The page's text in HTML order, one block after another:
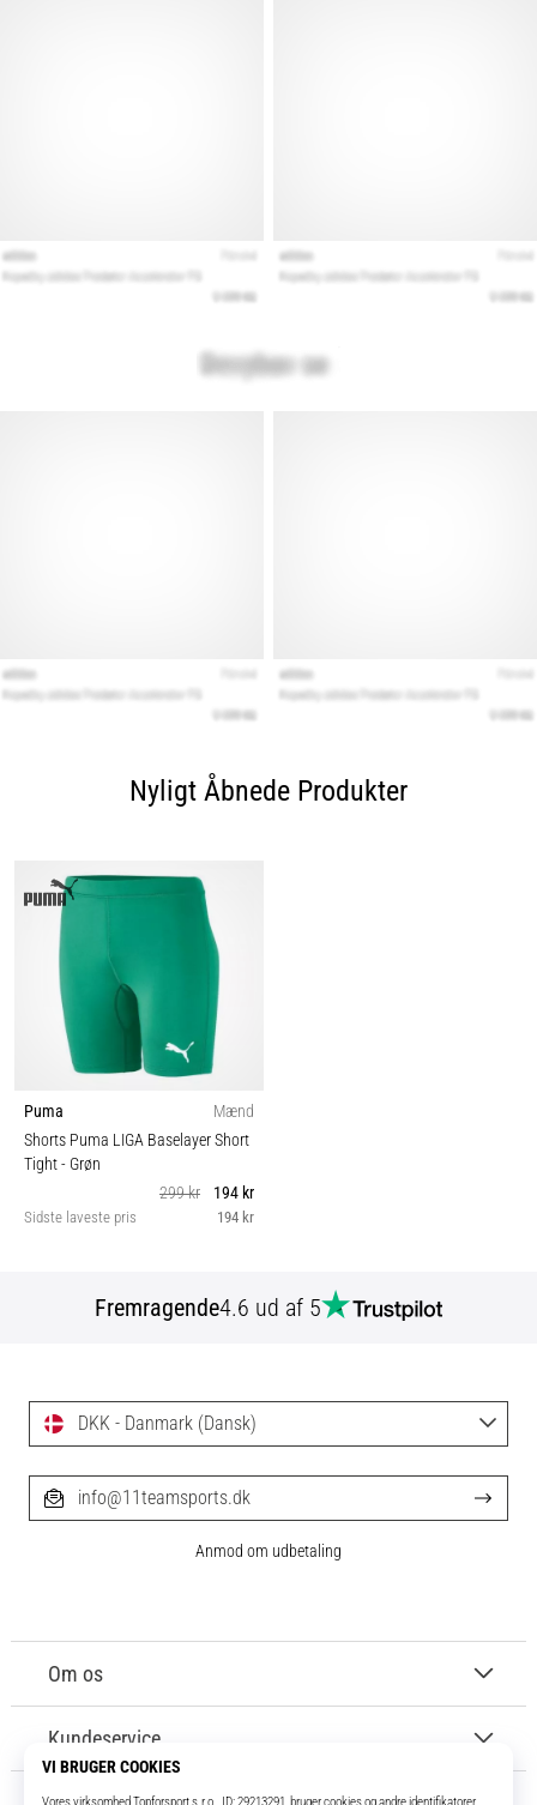
Nyligt Åbnede Produkter
Puma
Mænd
Shorts Puma LIGA Baselayer Short
Tight- Grøn
299 kr
194 kr
Sidste laveste pris 194 kr
Fremragende4.6 ud af 5
Om os
Kundeservice
DKK - Danmark (Dansk)
info@11teamsports.dk
Anmod om udbetaling